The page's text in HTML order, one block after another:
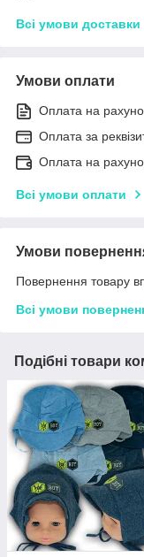
Всі умови доставки
Умови оплати
Оплата на
Оплата за
Оплата на
Всі умови оплати
Умови
Повернення товару
Всі умови
Подібні товари